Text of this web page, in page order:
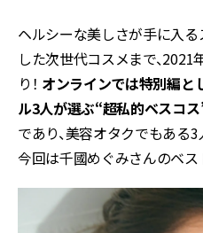
ヘルシーな美しさが手に入
した次世代コスメまで、
り！ オンラインでは特別編と
ル3人が選ぶ“超私的ベスコ
であり、美容オタクでもあ
今回は千國めぐみさんのベス